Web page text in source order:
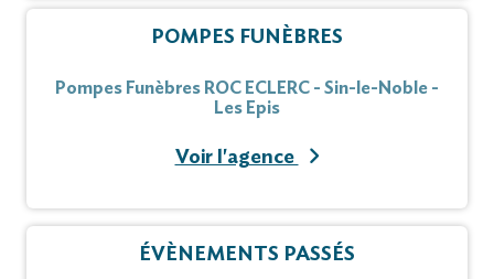
POMPES FUNÈBRES
Pompes Funèbres ROC ECLERC - Sin-le-Noble -
Les Epis
Voir l'agence
ÉVÈNEMENTS PASSÉS